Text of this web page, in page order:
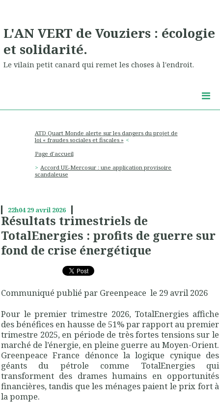
L'AN VERT de Vouziers : écologie
et solidarité.
Le vilain petit canard qui remet les choses à l'endroit.
ATD Quart Monde alerte sur les dangers du projet de
loi « fraudes sociales et fiscales »
Page d'accueil
Accord UE-Mercosur : une application provisoire
scandaleuse
22h04 29 avril 2026
Résultats trimestriels de
TotalEnergies : profits de guerre sur
fond de crise énergétique
Communiqué publié par Greenpeace le 29 avril 2026
Pour le premier trimestre 2026, TotalEnergies affiche
des bénéfices en hausse de 51% par rapport au premier
trimestre 2025, en période de très fortes tensions sur le
marché de l’énergie, en pleine guerre au Moyen-Orient.
Greenpeace France dénonce la logique cynique des
géants du pétrole comme TotalEnergies qui
transforment des drames humains en opportunités
financières, tandis que les ménages paient le prix fort à
la pompe.